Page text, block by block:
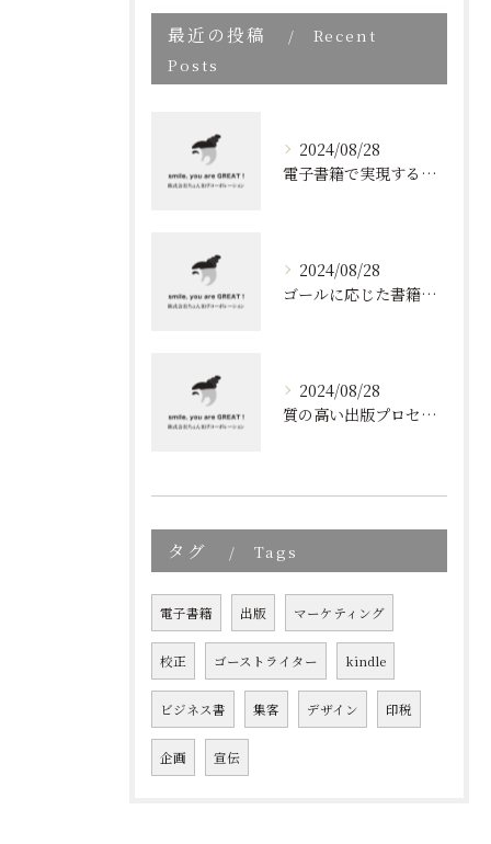
最近の投稿
Recent
Posts
2024/08/28
電子書籍で実現する質の高いブランディング
2024/08/28
ゴールに応じた書籍のプロデュース
2024/08/28
質の高い出版プロセスの秘密
タグ Tags
電子書籍 出版 マーケティング
校正 ゴーストライター kindle
ビジネス書 集客 デザイン 印税
企画 宣伝